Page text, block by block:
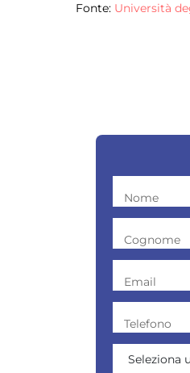
Fonte: Università
Nome
Cognome
Email
Telefono